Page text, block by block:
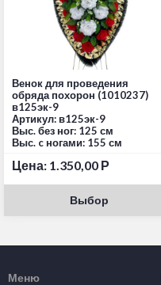
Венок для проведения
обряда похорон (1010237)
в125эк-9
Артикул: в125эк-9
Выс. без ног: 125 см
Выс. c ногами: 155 см
Цена: 1.350,00 Р
Выбор
Меню